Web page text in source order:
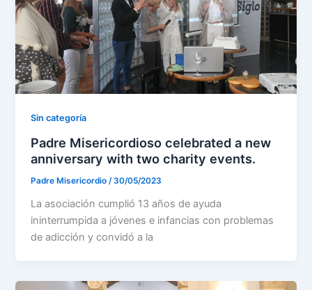
Sin categoría
Padre Misericordioso celebrated a new
anniversary with two charity events.
Padre Misericordio/30/05/2023
La asociación cumplió 13 años de ayuda
ininterrumpida a jóvenes e infancias con problemas
de adicción y convidó a la